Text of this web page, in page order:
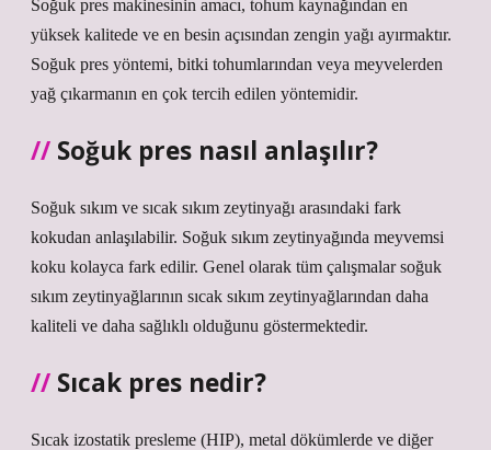
Soğuk pres makinesinin amacı, tohum kaynağından en
yüksek kalitede ve en besin açısından zengin yağı ayırmaktır.
Soğuk pres yöntemi, bitki tohumlarından veya meyvelerden
yağ çıkarmanın en çok tercih edilen yöntemidir.
Soğuk pres nasıl anlaşılır?
Soğuk sıkım ve sıcak sıkım zeytinyağı arasındaki fark
kokudan anlaşılabilir. Soğuk sıkım zeytinyağında meyvemsi
koku kolayca fark edilir. Genel olarak tüm çalışmalar soğuk
sıkım zeytinyağlarının sıcak sıkım zeytinyağlarından daha
kaliteli ve daha sağlıklı olduğunu göstermektedir.
Sıcak pres nedir?
Sıcak izostatik presleme (HIP), metal dökümlerde ve diğer